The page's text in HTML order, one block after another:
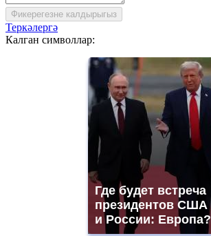
Фикерегезне калдырыгыз
Теркәлергә
Калган символлар:
Где будет встреча
президентов США
и России: Европа?